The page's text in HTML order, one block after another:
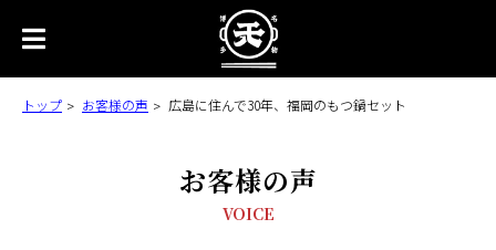
トップ お客様の声 広島に住んで30年、福岡のもつ鍋セット
お客様の声
VOICE